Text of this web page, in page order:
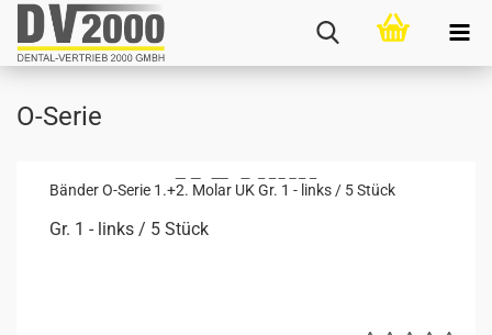
O-Serie
Bän­der O-​Serie 1.+2. Molar UK Gr. 1 - links / 5 Stück
Gr. 1 - links / 5 Stück